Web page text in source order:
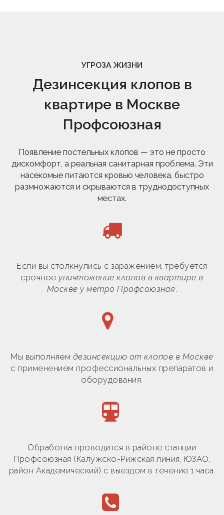
УГРОЗА ЖИЗНИ
Дезинсекция клопов в
квартире в Москве
Профсоюзная
Появление постельных клопов — это не просто
дискомфорт, а реальная санитарная проблема. Эти
насекомые питаются кровью человека, быстро
размножаются и скрываются в труднодоступных
местах.
Если вы столкнулись с заражением, требуется
срочное уничтожение клопов в квартире в
Москве у метро Профсоюзная.
Мы выполняем дезинсекцию от клопов в Москве
с применением профессиональных препаратов и
оборудования.
Обработка проводится в районе станции
Профсоюзная (Калужско-Рижская линия, ЮЗАО,
район Академический) с выездом в течение 1 часа.